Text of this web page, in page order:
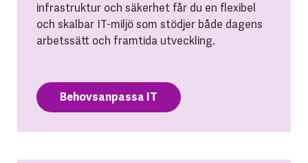
infrastruktur och säkerhet får du en flexibel
och skalbar IT-miljö som stödjer både dagens
arbetssätt och framtida utveckling.
Behovsanpassa IT